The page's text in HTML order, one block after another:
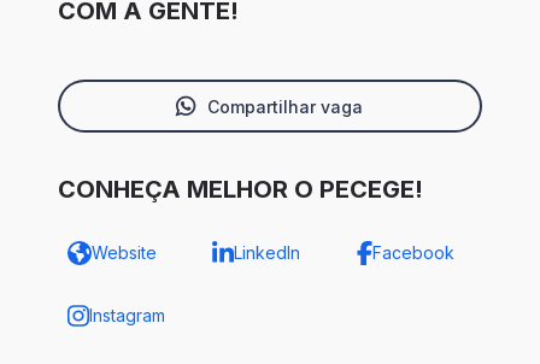
COM A GENTE!
Compartilhar vaga
CONHEÇA MELHOR O PECEGE!
Website LinkedIn Facebook
Instagram